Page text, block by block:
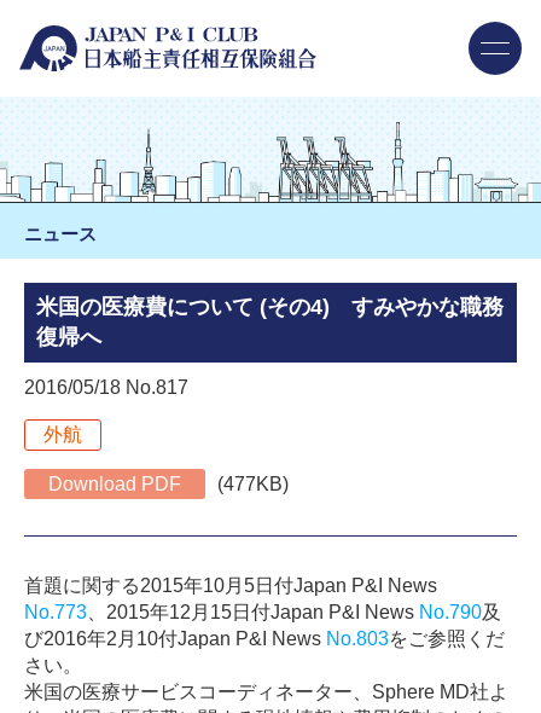
ニュース
米国の医療費について (その4) すみやかな職務
復帰へ
2016/05/18 No.817
外航
Download PDF (477KB)
首題に関する2015年10月 5日付Japan P&I News
No.773
2015年12 月 15日付Japan P&I News No.790及
び2016年2 月 10付Japan P&I News No.803をご参照くだ
さい。
米国の医療サービスコーディネーター、 Sphere MD社よ